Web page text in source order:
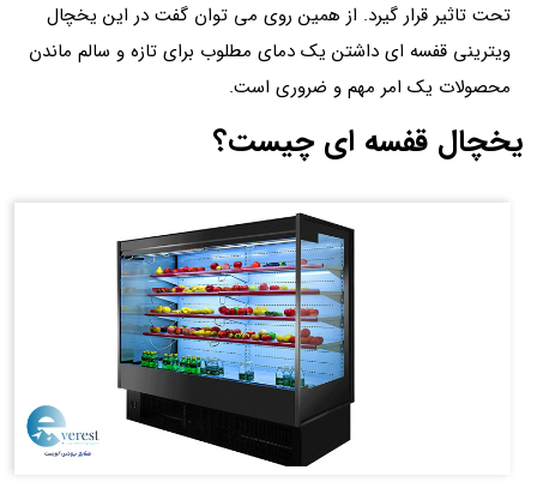
تحت تاثیر قرار گیرد. از همین روی می توان گفت در این یخچال
ویترینی قفسه ای داشتن یک دمای مطلوب برای تازه و سالم ماندن
محصولات یک امر مهم و ضروری است.
یخچال قفسه ای چیست؟